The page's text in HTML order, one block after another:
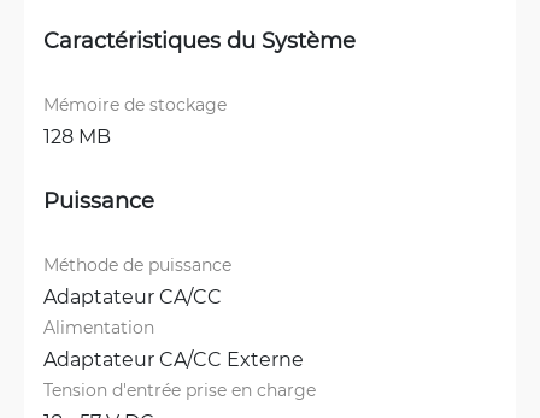
Caractéristiques du Système
Mémoire de stockage
128 MB
Puissance
Méthode de puissance
Adaptateur CA/CC
Alimentation
Adaptateur CA/CC Externe
Tension d'entrée prise en charge